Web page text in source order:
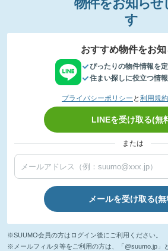
物件をお知らせ
す
おすすめ物件をお
ぴったりの物件情報を
住まい探しに役立つ情
プライバシーポリシー と 利用規約
LINEを受け取る(無
または
メールを受け取る(無
※SUUMO会員の方はログイン後にご利用ください。
※メールフィルタ等をご利用の方は、「@suumo.jp」